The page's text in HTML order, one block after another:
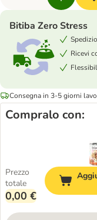
Bitiba Zero Stress
Ricevi
Consegna in 3-5 giorni
Compralo con:
Prezzo
totale
0,00 €